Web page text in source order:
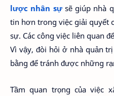
lược nhân sựsẽ giúp nhà
tin hơn trong việc giải quyết
sự. Các công việc liên quan
Vì vậy, đòi hỏi ở nhà quản
bằng để tránh được những
Tầm quan trọng của việc